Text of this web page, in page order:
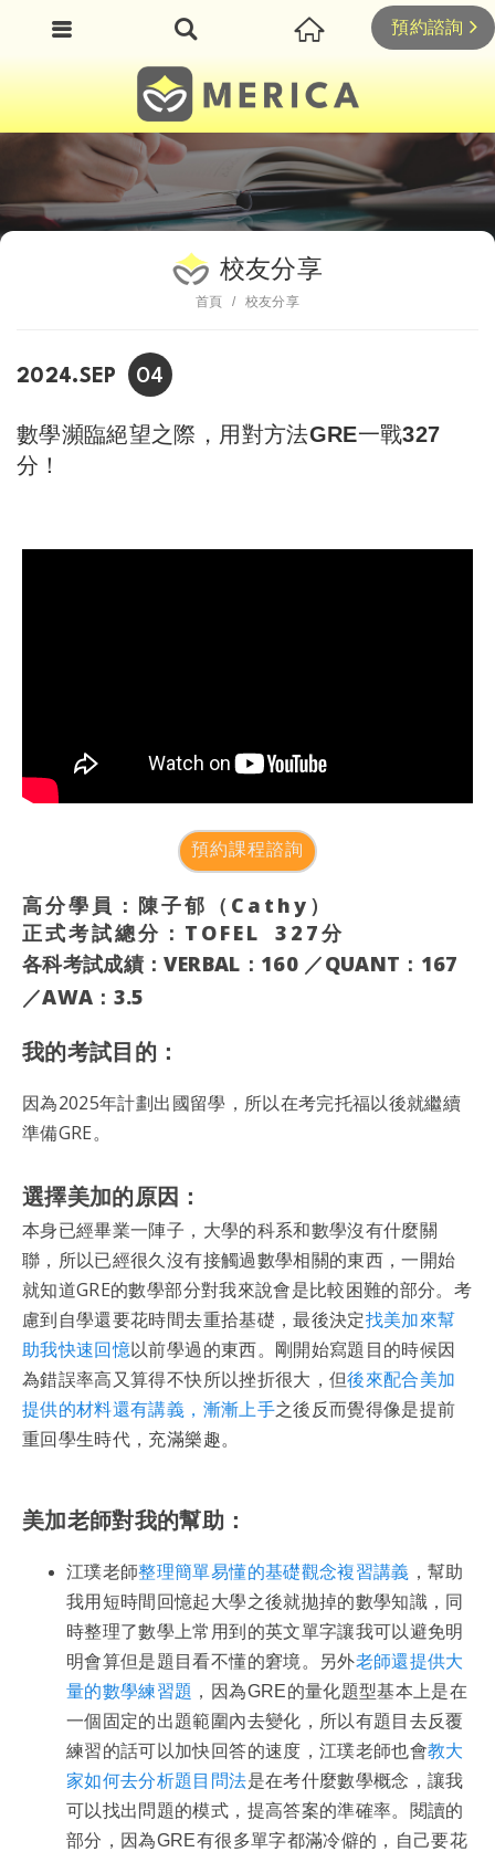
首頁 校友分享
校友分享
2024.SEP 04
數學瀕臨絕望之際，用對方法GRE一戰327
分！
預約課程諮詢
高分學員：陳子郁（Cathy）
正式考試總分：TOFEL 327分
各科考試成績：VERBAL：160／QUANT：167
／AWA：3.5
我的考試目的：
因為2025年計劃出國留學，所以在考完托福以後就繼續
準備GRE。
選擇美加的原因：
本身已經畢業一陣子，大學的科系和數學沒有什麼關
聯，所以已經很久沒有接觸過數學相關的東西，一開始
就知道GRE的數學部分對我來說會是比較困難的部分。考
慮到自學還要花時間去重拾基礎，最後決定找美加來幫
助我快速回憶以前學過的東西。剛開始寫題目的時候因
為錯誤率高又算得不快所以挫折很大，但後來配合美加
提供的材料還有講義，漸漸上手之後反而覺得像是提前
重回學生時代，充滿樂趣。
美加老師對我的幫助：
江璞老師整理簡單易懂的基礎觀念複習講義 ，幫助
我用短時間回憶起大學之後就拋掉的數學知識，同
時整理了數學上常用到的英文單字讓我可以避免明
明會算但是題目看不懂的窘境。另外老師還提供大
量的數學練習題 ，因為GRE的量化題型基本上是在
一個固定的出題範圍內去變化，所以有題目去反覆
練習的話可以加快回答的速度，江璞老師也會教大
家如何去分析題目問法是在考什麼數學概念，讓我
可以找出問題的模式，提高答案的準確率。閱讀的
部分，因為GRE有很多單字都滿冷僻的，自己要花
預約諮詢